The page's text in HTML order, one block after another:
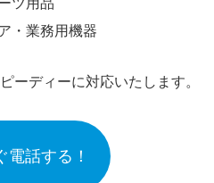
ツ用品
・業務用機器
ーディーに対応いたします。
電話する！